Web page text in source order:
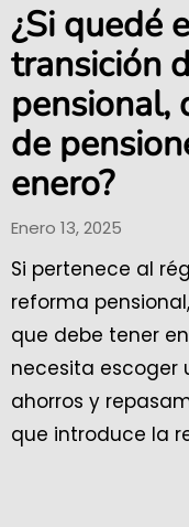
¿Si quedé
transición
pensional,
de
enero?
Enero 13, 2025
Si pertenece al
reforma
que debe tener
necesita escoger
ahorros y
que introduce la